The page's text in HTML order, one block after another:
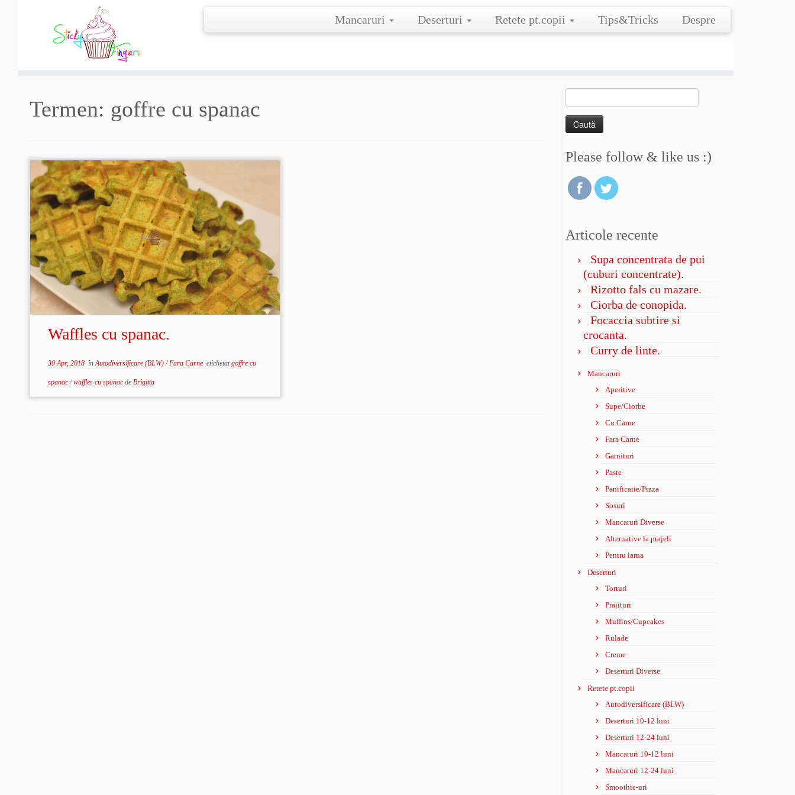
Mancaruri Deserturi Retete pt.copii Tips&Tricks Despre
Termen: goffre cu spanac
Waffles cu spanac.
30 Apr, 2018înAutodiversificare (BLW)/Fara Carne etichetatgoffre cu
spanac/waffles cu spanacde Brigitta
după:
Please follow & like us :)
Articole recente
Supa concentrata de pui
(cuburi concentrate).
Rizotto fals cu mazare.
Ciorba de conopida.
Focaccia subtire si
crocanta.
Curry de linte.
Mancaruri
Aperitive
Supe/Ciorbe
Cu Carne
Fara Carne
Garnituri
Paste
Panificatie/Pizza
Sosuri
Mancaruri Diverse
Alternative la prajeli
Pentru iarna
Deserturi
Torturi
Prajituri
Muffins/Cupcakes
Rulade
Creme
Deserturi Diverse
Retete pt.copii
Autodiversificare (BLW)
Deserturi 10-12 luni
Deserturi 12-24 luni
Mancaruri 10-12 luni
Mancaruri 12-24 luni
Smoothie-uri